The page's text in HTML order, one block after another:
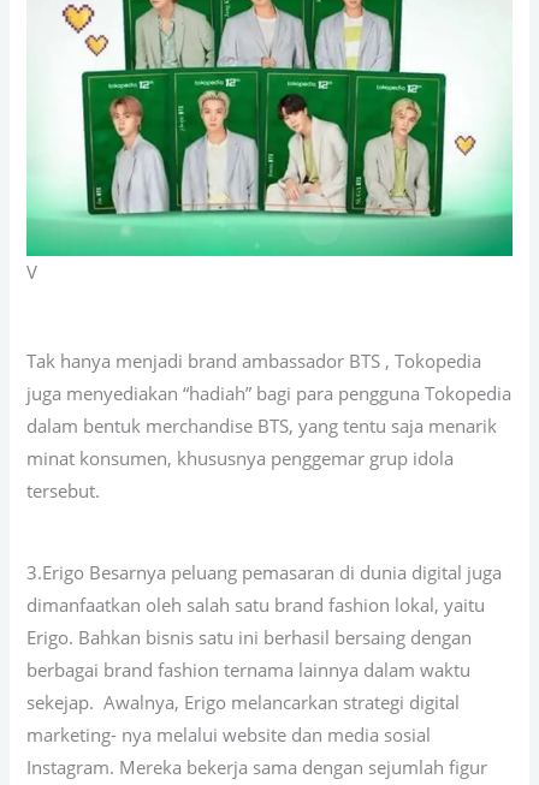
V
Tak hanya menjadi brand ambassador BTS , Tokopedia
juga menyediakan “hadiah” bagi para pengguna Tokopedia
dalam bentuk merchandise BTS, yang tentu saja menarik
minat konsumen, khususnya penggemar grup idola
tersebut.
3.Erigo Besarnya peluang pemasaran di dunia digital juga
dimanfaatkan oleh salah satu brand fashion lokal, yaitu
Erigo. Bahkan bisnis satu ini berhasil bersaing dengan
berbagai brand fashion ternama lainnya dalam waktu
sekejap. Awalnya, Erigo melancarkan strategi digital
marketing- nya melalui website dan media sosial
Instagram. Mereka bekerja sama dengan sejumlah figur